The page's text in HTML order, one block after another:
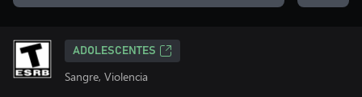
ADOLESCENTES
Sangre, Violencia